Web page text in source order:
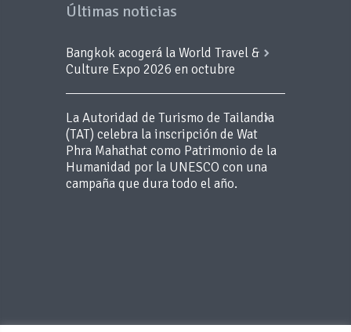
Últimas noticias
Bangkok acogerá la World Travel &
Culture Expo 2026 en octubre
La Autoridad de Turismo de Tailandia
(TAT) celebra la inscripción de Wat
Phra Mahathat como Patrimonio de la
Humanidad por la UNESCO con una
campaña que dura todo el año.